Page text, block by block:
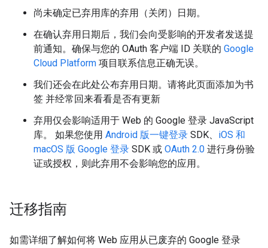
尚未确定已弃用库的弃用（关闭）日期。
在确认弃用日期后，我们会向受影响的开发者发送提
前通知。确保与您的 OAuth 客户端 ID 关联的 Google
Cloud Platform 项目联系信息正确无误。
我们还会在此处公布弃用日期。请将此页面添加为书
签 并经常回来看看是否有更新
弃用仅会影响适用于 Web 的 Google 登录 JavaScript
库。 如果您使用 Android 版一键登录 SDK、 iOS 和
macOS 版 Google 登录 SDK 或 OAuth 2.0 进行身份验
证或授权，则此弃用不会影响您的应用。
迁移指南
如需详细了解如何将 Web 应用从已废弃的 Google 登录